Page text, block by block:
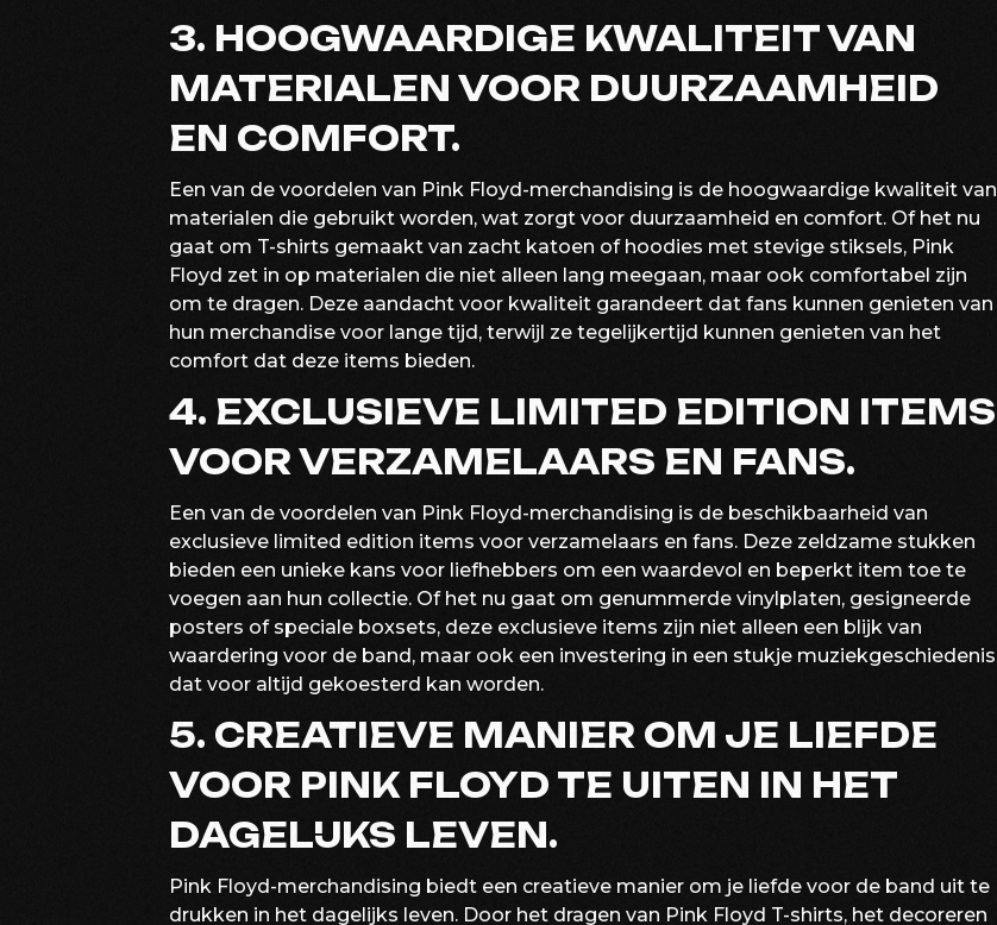
3. HOOGWAARDIGE KWALITEIT VAN
MATERIALEN VOOR DUURZAAMHEID
EN COMFORT.
Een van de voordelen van Pink Floyd-merchandising is de hoogwaardige kwaliteit van
materialen die gebruikt worden, wat zorgt voor duurzaamheid en comfort. Of het nu
gaat om T-shirts gemaakt van zacht katoen of hoodies met stevige stiksels, Pink
Floyd zet in op materialen die niet alleen lang meegaan, maar ook comfortabel zijn
om te dragen. Deze aandacht voor kwaliteit garandeert dat fans kunnen genieten van
hun merchandise voor lange tijd, terwijl ze tegelijkertijd kunnen genieten van het
comfort dat deze items bieden.
4. EXCLUSIEVE LIMITED EDITION ITEMS
VOOR VERZAMELAARS EN FANS.
Een van de voordelen van Pink Floyd-merchandising is de beschikbaarheid van
exclusieve limited edition items voor verzamelaars en fans. Deze zeldzame stukken
bieden een unieke kans voor liefhebbers om een waardevol en beperkt item toe te
voegen aan hun collectie. Of het nu gaat om genummerde vinylplaten, gesigneerde
posters of speciale boxsets, deze exclusieve items zijn niet alleen een blijk van
waardering voor de band, maar ook een investering in een stukje muziekgeschiedenis
dat voor altijd gekoesterd kan worden.
5. CREATIEVE MANIER OM JE LIEFDE
VOOR PINK FLOYD TE UITEN IN HET
DAGELIJKS LEVEN.
Pink Floyd-merchandising biedt een creatieve manier om je liefde voor de band uit te
drukken in het dagelijks leven. Door het dragen van Pink Floyd T-shirts, het decoreren